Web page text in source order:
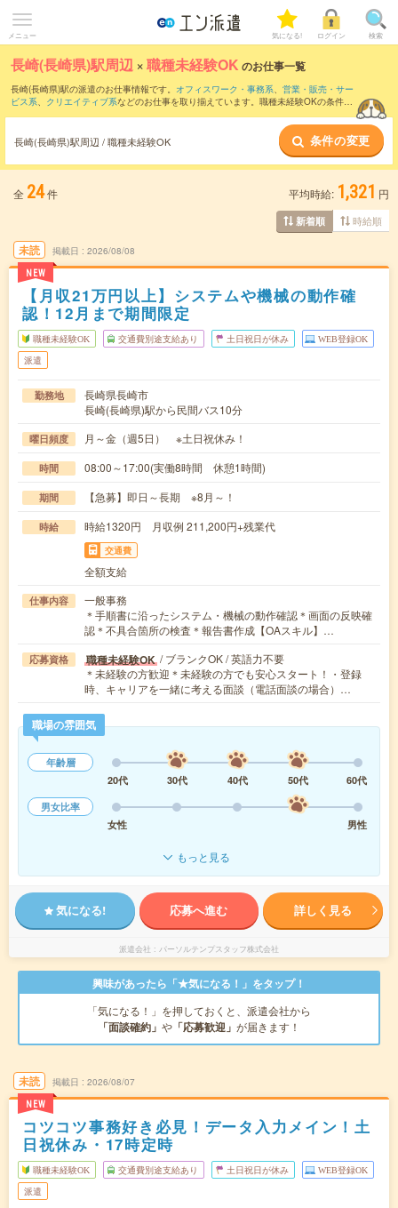
メニュー 気になる! ログイン 検索
長崎(長崎県)駅周辺 ×職種未経験OK のお仕事一覧
長崎(長崎県)駅の派遣のお仕事情報です。 オフィスワーク・事務系、 営業・販売・サー
ビス系、 クリエイティブ系などのお仕事を取り揃えています。職種未経験OKの条件の
長崎(長崎県)駅周辺 / 職種未経験OK 条件の変更
全 24件 平均時給: 1,321 円
新着順 時給順
未読
NEW
掲載日 2026/08/08
【月収21万円以上】システムや機械の動作確
認！12月まで期間限定
職種未経験OK 交通費別途支給あり 土日祝日が休み WEB登録OK
派遣
勤務地
長崎県長崎市
長崎(長崎県)駅から民間バス10分
曜日頻度 月～金（週5日） ※土日祝休み！
時間 08:00～17:00(実働8時間 休憩1時間)
期間 【急募】即日～長期 ※8月～！
時給 時給1320円 月収例 211,200円+残業代
交通費
全額支給
仕事内容
一般事務
＊手順書に沿ったシステム・機械の動作確認＊画面の反映確
認＊不具合箇所の検査＊報告書作成【OAスキル】…
応募資格 職種未経験OK / ブランクOK / 英語力不要
＊未経験の方歓迎＊未経験の方でも安心スタート！・登録
時、キャリアを一緒に考える面談（電話面談の場合）…
職場の雰囲気
年齢層
20代
30代 40代 50代
60代
男女比率
女性
男性
もっと見る
気になる! 応募へ進む 詳しく見る
派遣会社 パーソルテンプスタッフ株式会社
興味があったら「★気になる！」をタップ！
「気になる！」を押しておくと、派遣会社から
「面談確約」 や 「応募歓迎」 が届きます！
未読
NEW
掲載日 2026/08/07
コツコツ事務好き必見！データ入力メイン！土
日祝休み・17時定時
職種未経験OK 交通費別途支給あり 土日祝日が休み WEB登録OK
派遣